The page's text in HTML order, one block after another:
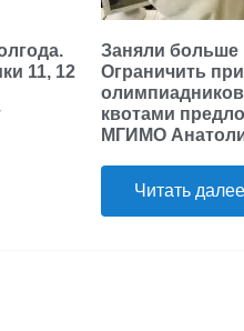
11, 12
Заняли
Ограничить
квотами
МГИМО
Читать далее